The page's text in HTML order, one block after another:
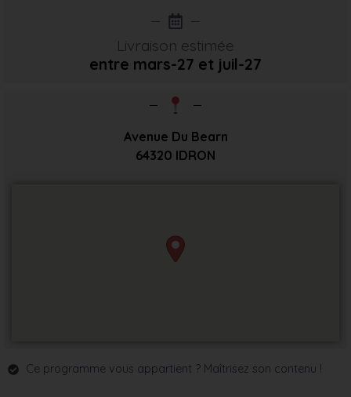
Livraison estimée
entre mars-27 et juil-27
Avenue Du Bearn
64320 IDRON
Ce programme vous appartient ? Maîtrisez son contenu !